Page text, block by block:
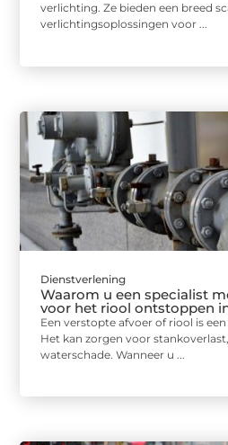
verlichting. Ze bieden een breed
verlichtingsoplossingen voor ...
Dienstverlening
Waarom u een specialist
voor het riool ontstoppen
Een verstopte afvoer of riool is
Het kan zorgen voor
waterschade. Wanneer u ...